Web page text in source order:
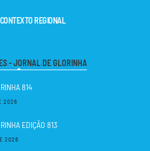
REGIONAL
- JORNAL DE GLORINHA
814
2026
EDIÇÃO 813
2026